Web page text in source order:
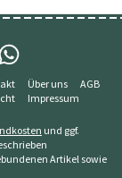
Über uns
AGB
Impressum
und ggf.
Artikel sowie